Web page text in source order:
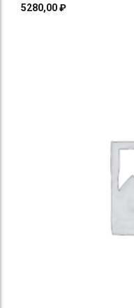
5280,00₽